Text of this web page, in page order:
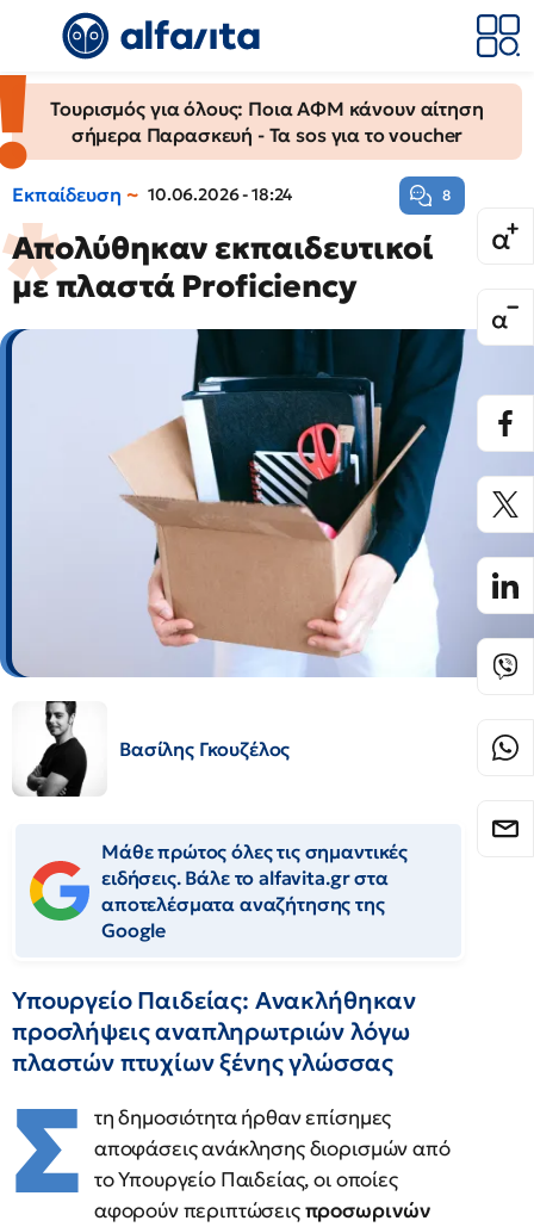
Τουρισμός για όλους: Ποια ΑΦΜ κάνουν αίτηση
σήμερα Παρασκευή - Τα sos για το voucher
Εκπαίδευση 10.06.2026 - 18:24 8
Απολύθηκαν εκπαιδευτικοί
με πλαστά Proficiency
Βασίλης Γκουζέλος
Μάθε πρώτος όλες τις σημαντικές
ειδήσεις. Βάλε το alfavita.gr στα
αποτελέσματα αναζήτησης της
Google
Υπουργείο Παιδείας: Ανακλήθηκαν
προσλήψεις αναπληρωτριών λόγω
πλαστών πτυχίων ξένης γλώσσας
Σ τη δημοσιότητα ήρθαν επίσημες
αποφάσεις ανάκλησης διορισμών από
το Υπουργείο Παιδείας, οι οποίες
αφορούν περιπτώσειςπροσωρινών